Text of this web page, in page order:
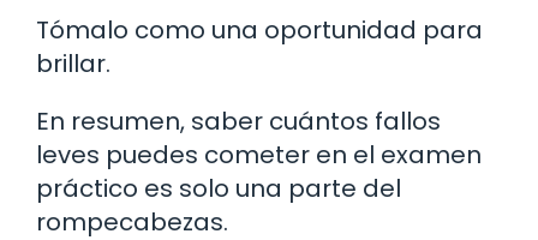
Tómalo como una oportunidad para
brillar.
En resumen, saber cuántos fallos
leves puedes cometer en el examen
práctico es solo una parte del
rompecabezas.